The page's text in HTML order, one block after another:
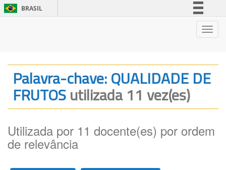
BRASIL
Legislação
Canais
Palavra-chave: QUALIDADE DE
FRUTOSutilizada 11 vez(es)
Utilizada por 11 docente(es) por ordem
de relevância